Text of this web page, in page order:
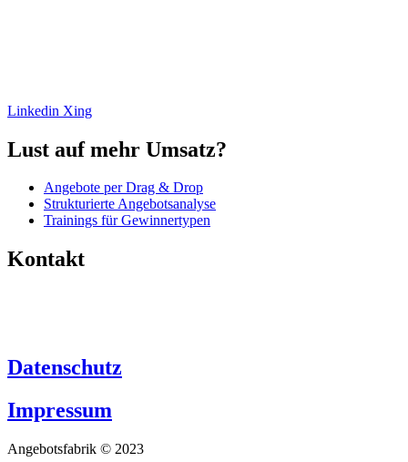
Linkedin Xing
Lust auf mehr Umsatz?
Angebote per Drag & Drop
Strukturierte Angebotsanalyse
Trainings für Gewinnertypen
Kontakt
Datenschutz
Impressum
Angebotsfabrik © 2023